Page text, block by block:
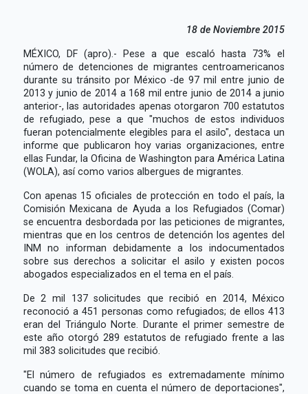
18 de Noviembre 2015
MÉXICO, DF (apro).- Pese a que escaló hasta 73% el
número de detenciones de migrantes centroamericanos
durante su tránsito por México -de 97 mil entre junio de
2013 y junio de 2014 a 168 mil entre junio de 2014 a junio
anterior-, las autoridades apenas otorgaron 700 estatutos
de refugiado, pese a que "muchos de estos individuos
fueran potencialmente elegibles para el asilo", destaca un
informe que publicaron hoy varias organizaciones, entre
ellas Fundar, la Oficina de Washington para América Latina
(WOLA), así como varios albergues de migrantes.
Con apenas 15 oficiales de protección en todo el país, la
Comisión Mexicana de Ayuda a los Refugiados (Comar)
se encuentra desbordada por las peticiones de migrantes,
mientras que en los centros de detención los agentes del
INM no informan debidamente a los indocumentados
sobre sus derechos a solicitar el asilo y existen pocos
abogados especializados en el tema en el país.
De 2 mil 137 solicitudes que recibió en 2014, México
reconoció a 451 personas como refugiados; de ellos 413
eran del Triángulo Norte. Durante el primer semestre de
este año otorgó 289 estatutos de refugiado frente a las
mil 383 solicitudes que recibió.
"El número de refugiados es extremadamente mínimo
cuando se toma en cuenta el número de deportaciones",